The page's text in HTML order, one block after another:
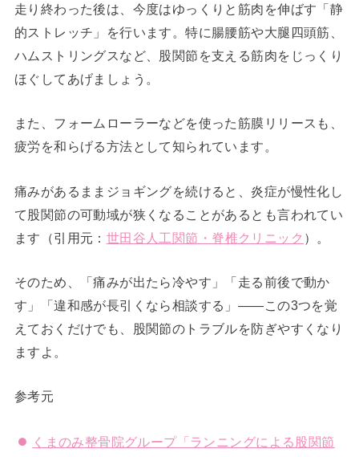
走り終わった後は、今度はゆっくりと筋肉を伸ばす「静
的ストレッチ」を行います。特に腸腰筋や大腿四頭筋、
ハムストリングスなど、股関節を支える筋肉をじっくり
ほぐしてあげましょう。
また、フォームローラーなどを使った筋膜リリースも、
疲労を和らげる方法として知られています。
痛みがあるままジョギングを続けると、炎症が慢性化し
て股関節の可動域が狭くなることがあるとも言われてい
ます（引用元： 世田谷人工関節・脊椎クリニック ）。
そのため、「痛みが出たら冷やす」「走る前後で動か
す」「違和感が長引くなら相談する」――この3つを覚
えておくだけでも、股関節のトラブルを防ぎやすくなり
ますよ。
参考元
くまのみ整骨院グループ「ランニングによる股関節